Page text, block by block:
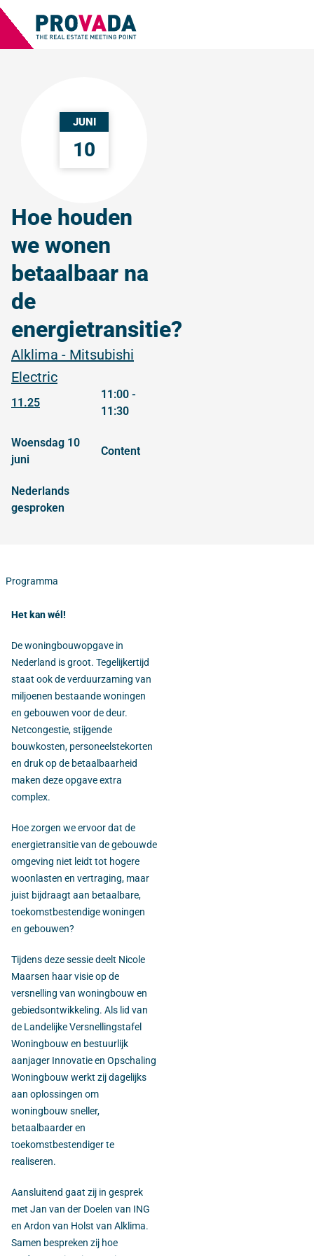
JUNI
10
Hoe houden
we wonen
betaalbaar na
de
energietransitie?
Alklima - Mitsubishi
Electric
11.25
11:00 -
11:30
woensdag 10
juni
content
Nederlands
gesproken
Programma
Het kan wél!
De woningbouwopgave in
Nederland is groot. Tegelijkertijd
staat ook de verduurzaming van
miljoenen bestaande woningen
en gebouwen voor de deur.
Netcongestie, stijgende
bouwkosten, personeelstekorten
en druk op de betaalbaarheid
maken deze opgave extra
complex.
Hoe zorgen we ervoor dat de
energietransitie van de gebouwde
omgeving niet leidt tot hogere
woonlasten en vertraging, maar
juist bijdraagt aan betaalbare,
toekomstbestendige woningen
en gebouwen?
Tijdens deze sessie deelt Nicole
Maarsen haar visie op de
versnelling van woningbouw en
gebiedsontwikkeling. Als lid van
de Landelijke Versnellingstafel
Woningbouw en bestuurlijk
aanjager Innovatie en Opschaling
Woningbouw werkt zij dagelijks
aan oplossingen om
woningbouw sneller,
betaalbaarder en
toekomstbestendiger te
realiseren.
Aansluitend gaat zij in gesprek
met Jan van der Doelen van ING
en Ardon van Holst van Alklima.
Samen bespreken zij hoe